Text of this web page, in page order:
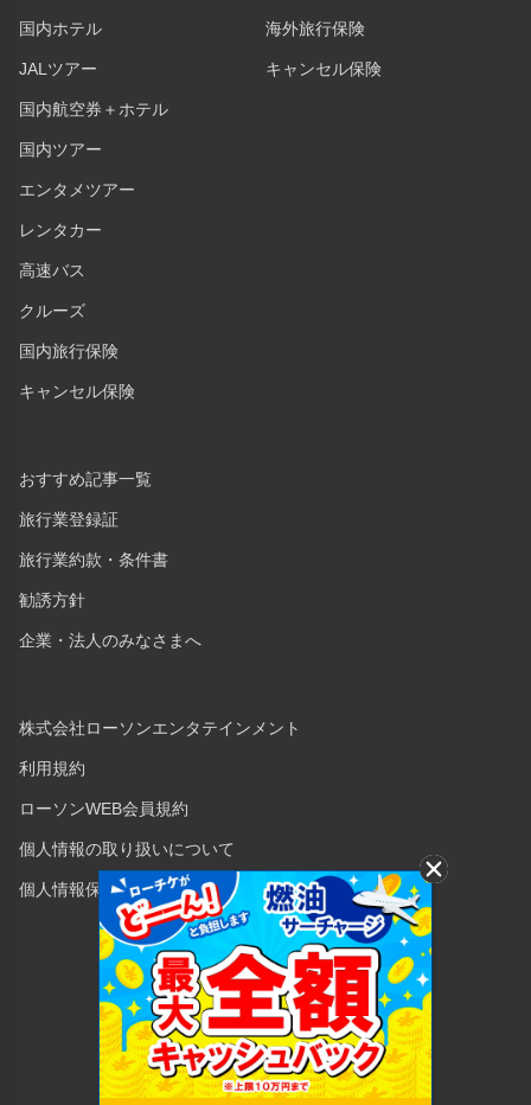
国内ホテル
JALツアー
国内航空券＋ホテル
国内ツアー
エンタメツアー
レンタカー
高速バス
クルーズ
国内旅行保険
キャンセル保険
海外旅行保険
キャンセル保険
おすすめ記事一覧
旅行業登録証
旅行業約款・条件書
勧誘方針
企業・法人のみなさまへ
株式会社ローソンエンタテインメント
利用規約
ローソンWEB会員規約
個人情報の取り扱いについて
個人情報保護方針
Copyright © 1998 Lawson Entertainment, Inc.